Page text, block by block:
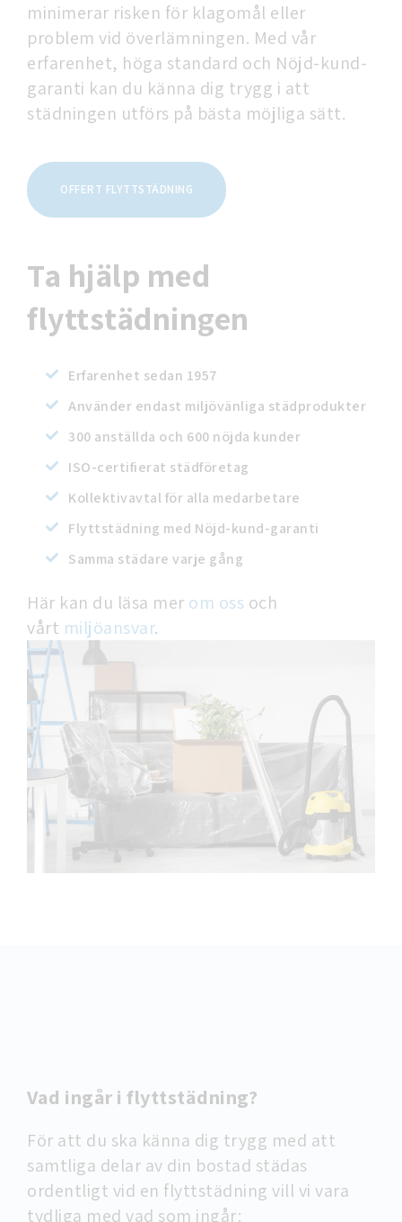
minimerar risken för klagomål eller
problem vid överlämningen. Med vår
erfarenhet, höga standard och Nöjd-kund-
garanti kan du känna dig trygg i att
städningen utförs på bästa möjliga sätt.
OFFERT FLYTTSTÄDNING
Ta hjälp med
flyttstädningen
Erfarenhet sedan 1957
Använder endast miljövänliga städprodukter
300 anställda och 600 nöjda kunder
ISO-certifierat städföretag
Kollektivavtal för alla medarbetare
Flyttstädning med Nöjd-kund-garanti
Samma städare varje gång
Här kan du läsa mer om oss och
vårt miljöansvar.
Vad ingår i flyttstädning?
För att du ska känna dig trygg med att
samtliga delar av din bostad städas
ordentligt vid en flyttstädning vill vi vara
tydliga med vad som ingår: